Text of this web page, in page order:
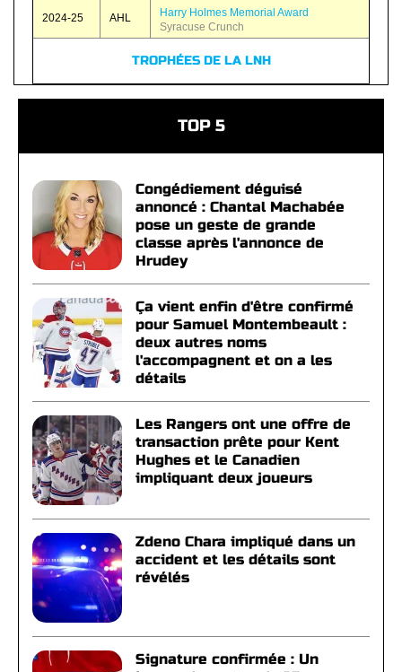
2024-25 AHL
Harry Holmes Memorial Award
Syracuse Crunch
TROPHÉES DE LA LNH
TOP 5
Congédiement déguisé
annoncé : Chantal Machabée
pose un geste de grande
classe après l'annonce de
Hrudey
Ça vient enfin d'être confirmé
pour Samuel Montembeault :
deux autres noms
l'accompagnent et on a les
détails
Les Rangers ont une offre de
transaction prête pour Kent
Hughes et le Canadien
impliquant deux joueurs
Zdeno Chara impliqué dans un
accident et les détails sont
révélés
Signature confirmée : Un